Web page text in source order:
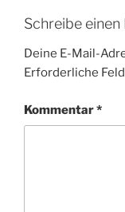
Schreibe
Deine E-Mail-
Erforderliche
Kommentar*